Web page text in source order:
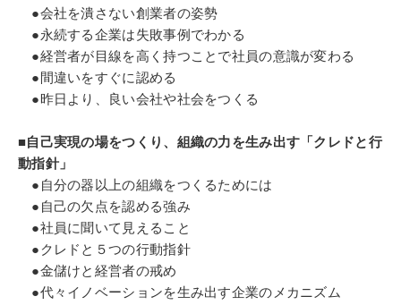
●会社を潰さない創業者の姿勢
●永続する企業は失敗事例でわかる
●経営者が目線を高く持つことで社員の意識が変わる
●間違いをすぐに認める
●昨日より、良い会社や社会をつくる
■自己実現の場をつくり、組織の力を生み出す「クレドと行
動指針」
●自分の器以上の組織をつくるためには
●自己の欠点を認める強み
●社員に聞いて見えること
●クレドと５つの行動指針
●金儲けと経営者の戒め
●代々イノベーションを生み出す企業のメカニズム